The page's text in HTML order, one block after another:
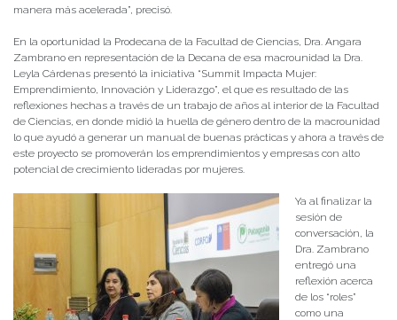
manera más acelerada”, precisó.
En la oportunidad la Prodecana de la Facultad de Ciencias, Dra. Angara
Zambrano en representación de la Decana de esa macrounidad la Dra.
Leyla Cárdenas presentó la iniciativa “Summit Impacta Mujer:
Emprendimiento, Innovación y Liderazgo”, el que es resultado de las
reflexiones hechas a través de un trabajo de años al interior de la Facultad
de Ciencias, en donde midió la huella de género dentro de la macrounidad
lo que ayudó a generar un manual de buenas prácticas y ahora a través de
este proyecto se promoverán los emprendimientos y empresas con alto
potencial de crecimiento lideradas por mujeres.
Ya al finalizar la
sesión de
conversación, la
Dra. Zambrano
entregó una
reflexión acerca
de los “roles”
como una